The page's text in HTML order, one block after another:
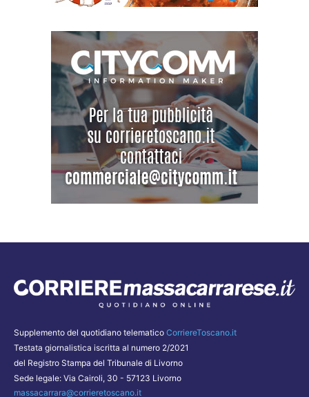
Supplemento del quotidiano telematico CorriereToscano.it
Testata giornalistica iscritta al numero 2/2021
del Registro Stampa del Tribunale di Livorno
Sede legale: Via Cairoli, 30 - 57123 Livorno
massacarrara@corrieretoscano.it